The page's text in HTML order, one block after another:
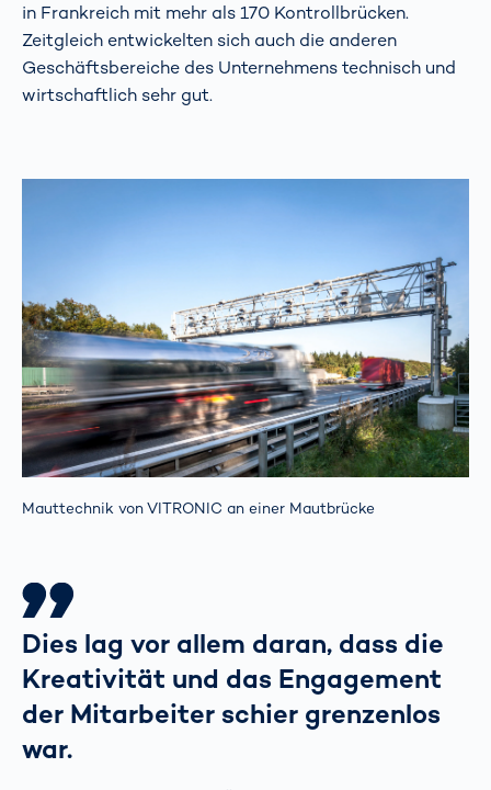
in Frankreich mit mehr als 170 Kontrollbrücken.
Zeitgleich entwickelten sich auch die anderen
Geschäftsbereiche des Unternehmens technisch und
wirtschaftlich sehr gut.
Mauttechnik von VITRONIC an einer Mautbrücke
Dies lag vor allem daran, dass die
Kreativität und das Engagement
der Mitarbeiter schier grenzenlos
war.